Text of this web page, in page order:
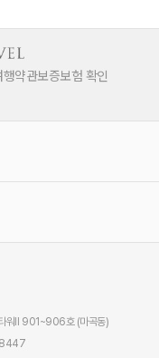
행약관보증보험 확인
워Ⅱ 901~906호 (마곡동)